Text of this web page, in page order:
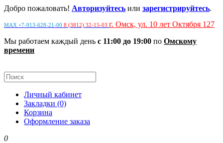
Добро пожаловать! Авторизуйтесь или зарегистрируйтесь.
MAX +7-913-628-21-00 8 (3812) 32-15-03 г. Омск, ул. 10 лет Октября 127
Мы работаем каждый день с 11:00 до 19:00 по Омскому
времени
Личный кабинет
Закладки (0)
Корзина
Оформление заказа
0